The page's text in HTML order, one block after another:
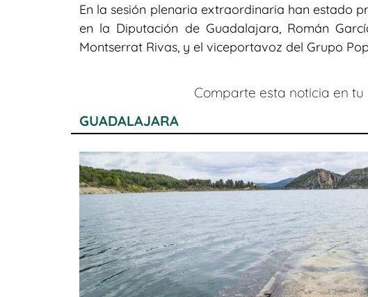
En la sesión plenaria extraordinaria han estado
en la Diputación de Guadalajara, Román
Montserrat Rivas, y el viceportavoz del Grupo
Comparte esta noticia en
GUADALAJARA